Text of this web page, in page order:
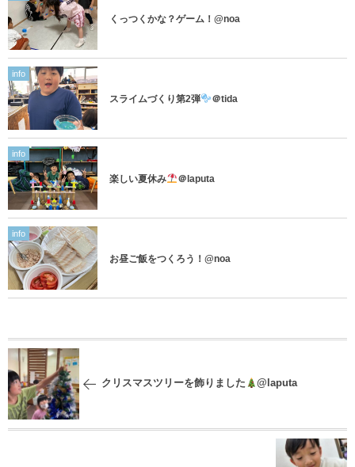
くっつくかな？ゲーム！@noa
info
スライムづくり第2弾 ＠tida
info
楽しい夏休み ＠laputa
info
お昼ご飯をつくろう！@noa
クリスマスツリーを飾りました @laputa